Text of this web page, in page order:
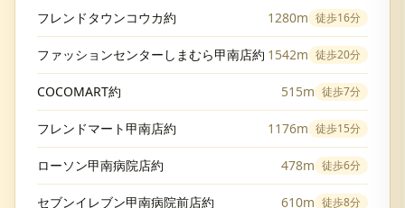
フレンドタウンコウカ約 1280m 徒歩16分
ファッションセンターしまむら甲南店約 1542m 徒歩20分
COCOMART約 515m 徒歩7分
フレンドマート甲南店約 1176m 徒歩15分
ローソン甲南病院店約 478m 徒歩6分
セブンイレブン甲南病院前店約 610m 徒歩8分